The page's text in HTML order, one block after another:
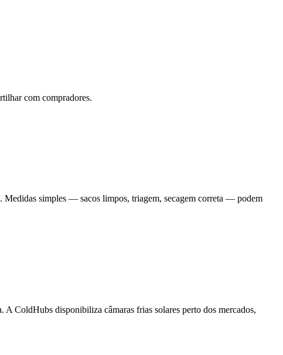
com compradores.
Medidas simples — sacos limpos, triagem, secagem correta — podem
A ColdHubs disponibiliza câmaras frias solares perto dos mercados,